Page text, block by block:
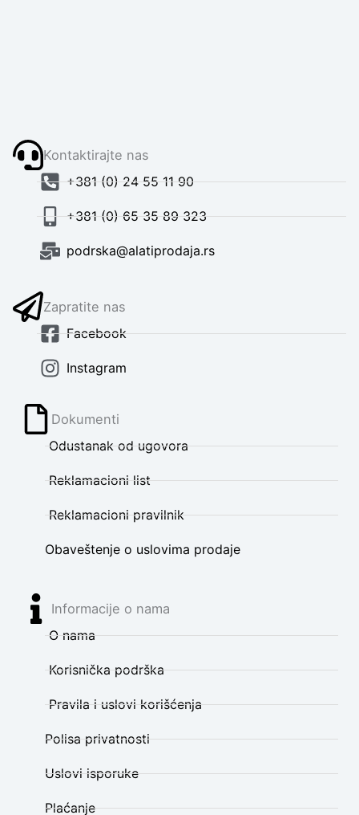
Kontaktirajte nas
+381 (0) 24 55 11 90
+381 (0) 65 35 89 323
podrska@alatiprodaja.rs
Zapratite nas
Facebook
Instagram
Dokumenti
Odustanak od ugovora
Reklamacioni list
Reklamacioni pravilnik
Obaveštenje o uslovima prodaje
Informacije o nama
O nama
Korisnička podrška
Pravila i uslovi korišćenja
Polisa privatnosti
Uslovi isporuke
Plaćanje